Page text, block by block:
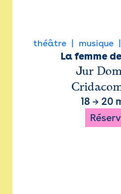
théâtre musique
La femme
Jur
18 → 20